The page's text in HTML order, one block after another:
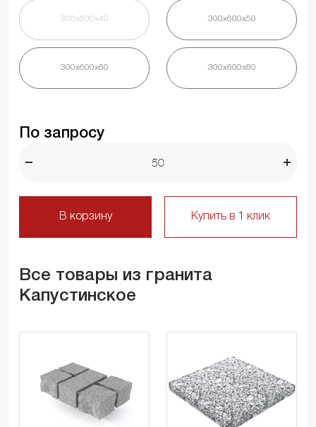
300х600х40 300х600х50
300х600х60 300х600х80
По запросу
В корзину Купить в 1 клик
Все товары из гранита
Капустинское